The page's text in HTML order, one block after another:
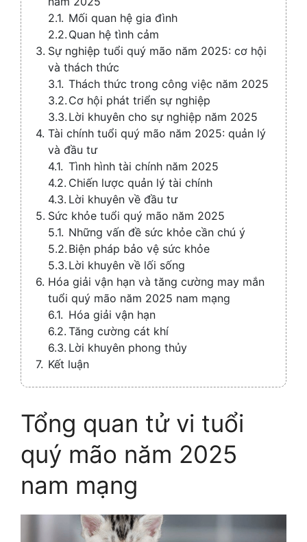
Mối quan hệ gia đình
Quan hệ tình cảm
Sự nghiệp tuổi quý mão năm 2025: cơ hội
và thách thức
Thách thức trong công việc năm 2025
Cơ hội phát triển sự nghiệp
Lời khuyên cho sự nghiệp năm 2025
Tài chính tuổi quý mão năm 2025: quản lý
và đầu tư
Tình hình tài chính năm 2025
Chiến lược quản lý tài chính
Lời khuyên về đầu tư
Sức khỏe tuổi quý mão năm 2025
Những vấn đề sức khỏe cần chú ý
Biện pháp bảo vệ sức khỏe
Lời khuyên về lối sống
Hóa giải vận hạn và tăng cường may mắn
tuổi quý mão năm 2025 nam mạng
Hóa giải vận hạn
Tăng cường cát khí
Lời khuyên phong thủy
Kết luận
Tổng quan tử vi tuổi
quý mão năm 2025
nam mạng